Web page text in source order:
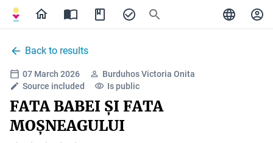
Back to results
07 March 2026
Burduhos Victoria Onita
Source included
Is public
FATA BABEI ȘI FATA
MOȘNEAGULUI